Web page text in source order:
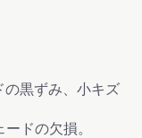
の黒ずみ、小キズ
欠損。